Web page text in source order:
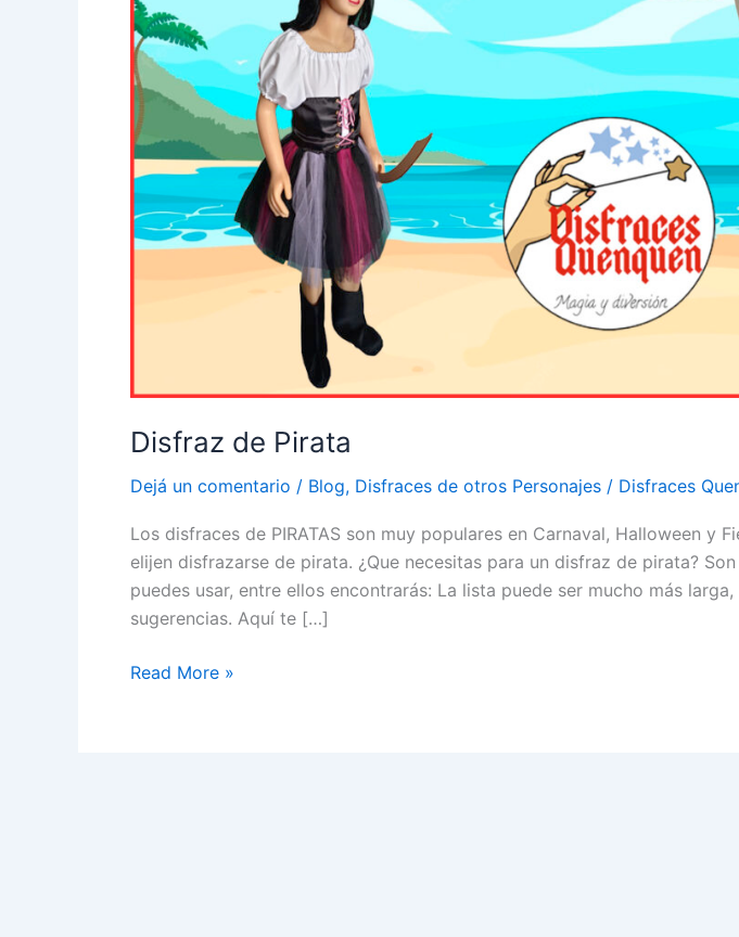
Disfraz de Pirata
Dejá un comentario / Blog, Disfraces de otros Personajes / Disfraces
Los disfraces de PIRATAS son muy populares en Carnaval, Halloween y
elijen disfrazarse de pirata. ¿Que necesitas para un disfraz de pirata?
puedes usar, entre ellos encontrarás: La lista puede ser mucho más
sugerencias. Aquí te […]
Disfraz
Read More »